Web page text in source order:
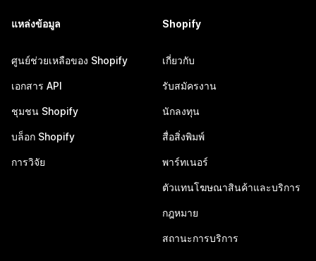
แหล่งข้อมูล
ศูนย์ช่วยเหลือของ Shopify
เอกสาร API
ชุมชน Shopify
บล็อก Shopify
การวิจัย
Shopify
เกี่ยวกับ
รับสมัครงาน
นักลงทุน
สื่อสิ่งพิมพ์
พาร์ทเนอร์
ตัวแทนโฆษณาสินค้าและบริการ
กฎหมาย
สถานะการบริการ